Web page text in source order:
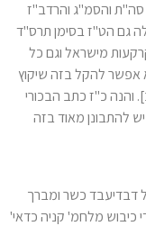
סה"ת והסמ"ג והרדב"ז
גם הט"ז בסימן תרס"ד
מישראל וגם כל
אפשר להקל בזה שיקוץ
והנה כ"ז כתב הבכורי
להתבונן מאוד בזה
דבדיעבד כשר ומברך
כיבוש מלחמ' קניה כדאי'